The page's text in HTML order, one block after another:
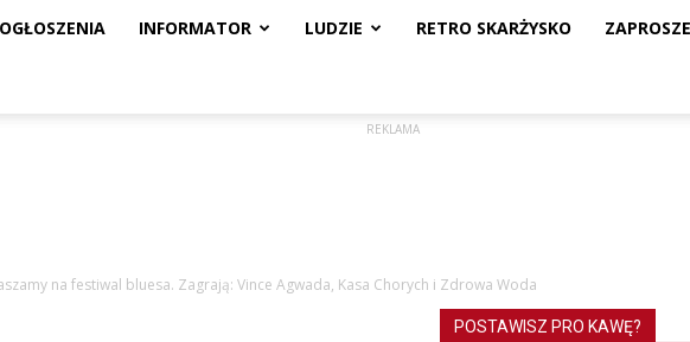
OGŁOSZENIA INFORMATOR LUDZIE RETRO SKARŻYSKO
REKLAMA
na festiwal bluesa. Zagrają: Vince Agwada, Kasa Chorych i Zdrowa Woda
POSTAWISZ PRO KAWĘ?